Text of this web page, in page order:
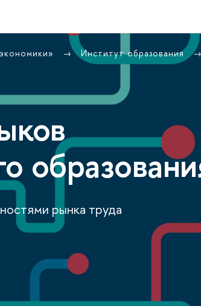
Институт образования
рынка труда